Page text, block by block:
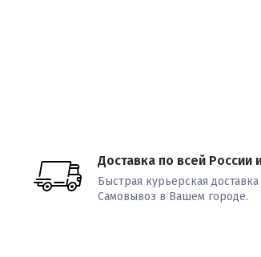
Доставка по всей России
Быстрая курьерская
Самовывоз в Вашем городе.